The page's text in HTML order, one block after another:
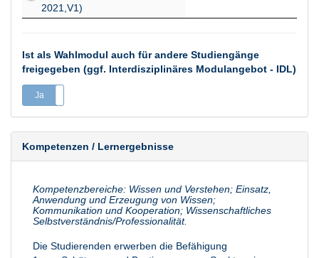
2021,V1)
Ist als Wahlmodul auch für andere Studiengänge
freigegeben (ggf. Interdisziplinäres Modulangebot - IDL)
Ja
Kompetenzen / Lernergebnisse
Kompetenzbereiche: Wissen und Verstehen; Einsatz,
Anwendung und Erzeugung von Wissen;
Kommunikation und Kooperation; Wissenschaftliches
Selbstverständnis/Professionalität.
Die Studierenden erwerben die Befähigung